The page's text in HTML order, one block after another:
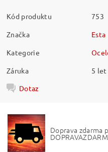
Kód produktu
753
Značka
Esta
Kategorie
Záruka
5 let
Dotaz
Doprava zdarma